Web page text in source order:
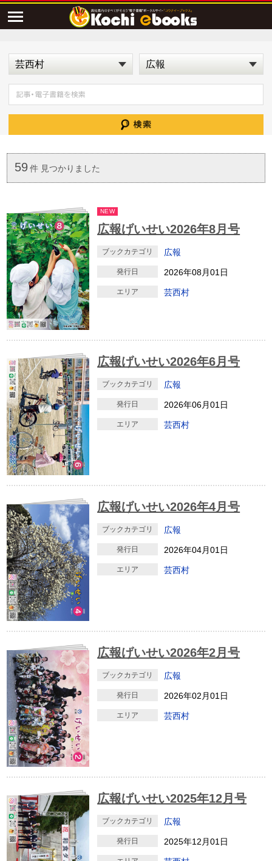
59 件 見つかりました
NEW
広報げいせい2026年8月号
ブックカテゴリ 広報
発行日 2026年08月01日
エリア 芸西村
広報げいせい2026年6月号
ブックカテゴリ 広報
発行日 2026年06月01日
エリア 芸西村
広報げいせい2026年4月号
ブックカテゴリ 広報
発行日 2026年04月01日
エリア 芸西村
広報げいせい2026年2月号
ブックカテゴリ 広報
発行日 2026年02月01日
エリア 芸西村
広報げいせい2025年12月号
ブックカテゴリ 広報
発行日 2025年12月01日